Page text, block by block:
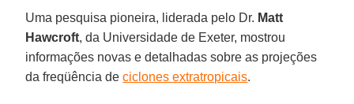
Uma pesquisa pioneira, liderada pelo Dr. Matt
Hawcroft, da Universidade de Exeter, mostrou
informações novas e detalhadas sobre as projeções
da freqüência deciclones extratropicais.